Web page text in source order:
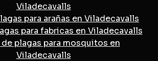
Viladecavalls
para arañas en Viladecavalls
para fabricas en Viladecavalls
plagas para mosquitos en
Viladecavalls